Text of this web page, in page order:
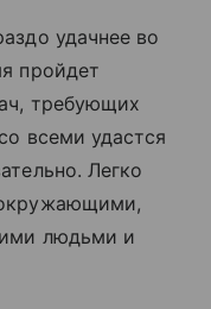
удачнее во
пройдет
требующих
всеми удастся
Легко
людьми и